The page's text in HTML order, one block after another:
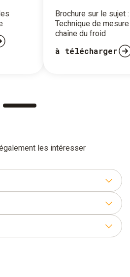
Brochure sur le sujet :
Technique de
chaîne du froid
à télécharger
les intéresser